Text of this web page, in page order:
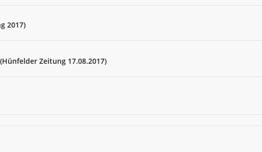
2017)
Zeitung 17.08.2017)